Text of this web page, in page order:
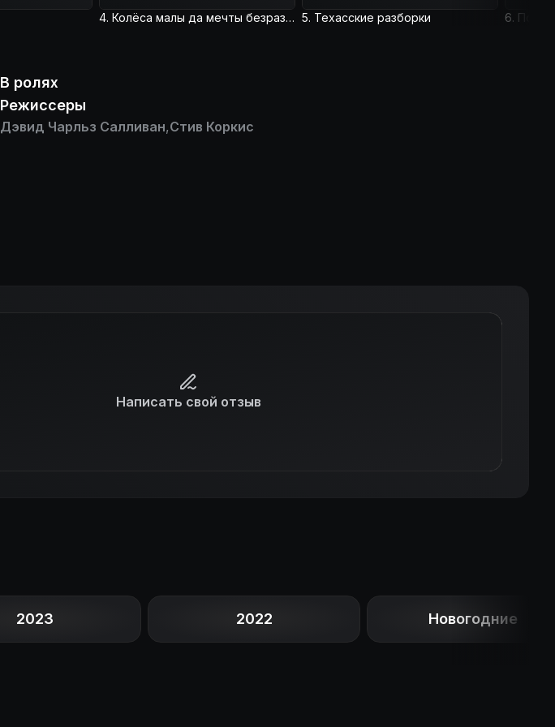
4. Колёса малы да мечты безразмерны 5. Техасские разборки 6.
В ролях
Режиссеры
Дэвид Чарльз Салливан,Стив Коркис
Написать свой отзыв
2023 2022 Новогодние